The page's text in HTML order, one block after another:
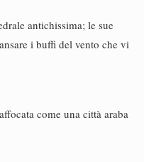
antichissima; le sue
i buffi del vento che vi
come una città araba